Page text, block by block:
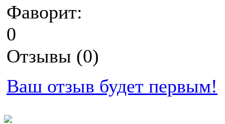
Фаворит:
0
Отзывы (0)
Ваш отзыв будет первым!